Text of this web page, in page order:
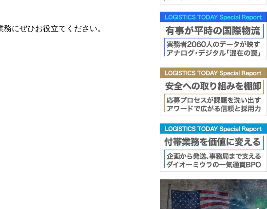
にぜひお役立てください。